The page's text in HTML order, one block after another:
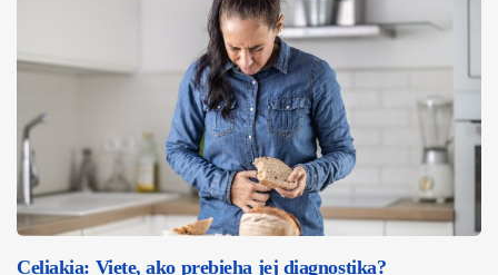
Celiakia: Viete, ako prebieha jej diagnostika?